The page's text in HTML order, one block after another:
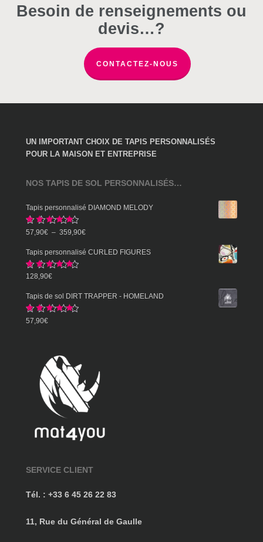
choisies
Besoin de renseignements ou
devis…?
CONTACTEZ-NOUS
UN IMPORTANT CHOIX DE TAPIS PERSONNALISÉS
POUR LA MAISON ET ENTREPRISE
NOS TAPIS DE SOL PERSONNALISÉS…
Tapis personnalisé DIAMOND MELODY
Note 5.00
sur 5
57,90€ – 359,90€Plage
à
Tapis personnalisé CURLED FIGURES
Note
sur 5
128,90€
Tapis de sol DIRT TRAPPER - HOMELAND
Note
sur 5
57,90€
SERVICE CLIENT
Tél. : +33 6 45 26 22 83
11, Rue du Général de Gaulle